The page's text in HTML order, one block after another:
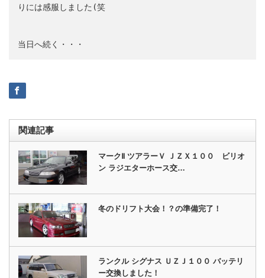
りには感服しました (笑
当日へ続く・・・
関連記事
マークⅡ ツアラーＶ ＪＺＸ１００ ビリオ
ン ラジエターホース交…
冬のドリフト大会！？の準備完了！
ランクル シグナス ＵＺＪ１００ バッテリ
ー交換しました！